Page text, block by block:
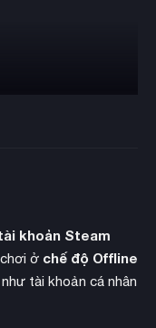
khoản Steam
ở chế độ Offline
như tài khoản cá nhân